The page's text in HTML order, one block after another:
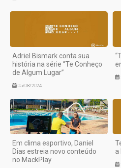
Adriel Bismark conta sua
história na série “Te Conheço
de Algum Lugar”
05/08/2024
Em clima esportivo, Daniel
Dias estreia novo conteúdo
no MackPlay
a